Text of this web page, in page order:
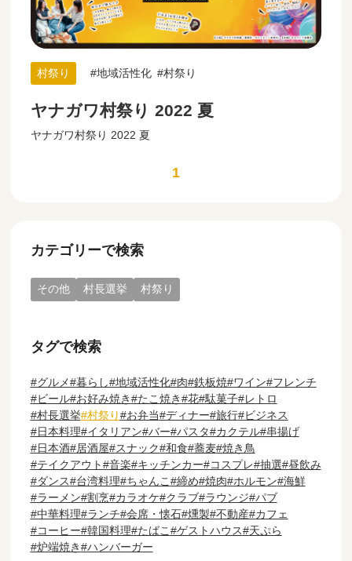
村祭り 地域活性化 村祭り
ヤナガワ村祭り 2022 夏
ヤナガワ村祭り 2022 夏
1
カテゴリーで検索
その他 村長選挙 村祭り
タグで検索
グルメ 暮らし 地域活性化 肉 鉄板焼 ワイン フレンチ
ビール お好み焼き たこ焼き 花 駄菓子 レトロ
村長選挙 村祭り お弁当 ディナー 旅行 ビジネス
日本料理 イタリアン バー パスタ カクテル 串揚げ
日本酒 居酒屋 スナック 和食 蕎麦 焼き鳥
テイクアウト
音楽 キッチンカー コスプレ 抽選 昼飲み
ダンス
台湾料理 ちゃんこ 締め 焼肉 ホルモン 海鮮
ラーメン 割烹 カラオケ クラブ ラウンジ パブ
中華料理 ランチ 会席・懐石 燻製 不動産 カフェ
コーヒー 韓国料理 たばこ ゲストハウス
天ぷら
炉端焼き
ハンバーガー